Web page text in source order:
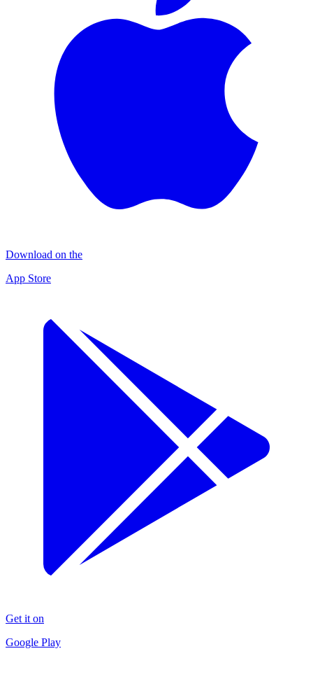
Download on the
App Store
Get it on
Google Play